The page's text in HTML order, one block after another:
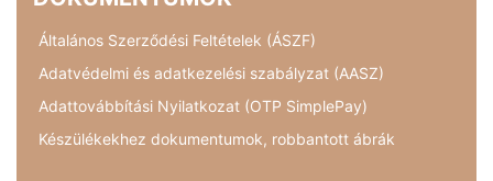
Általános Szerződési Feltételek (ÁSZF)
Adatvédelmi és adatkezelési szabályzat (AASZ)
Adattovábbítási Nyilatkozat (OTP SimplePay)
Készülékekhez dokumentumok, robbantott ábrák